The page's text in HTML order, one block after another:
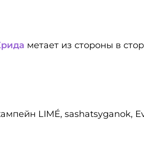
метает из стороны в
LIMÉ, sashatsyganok,